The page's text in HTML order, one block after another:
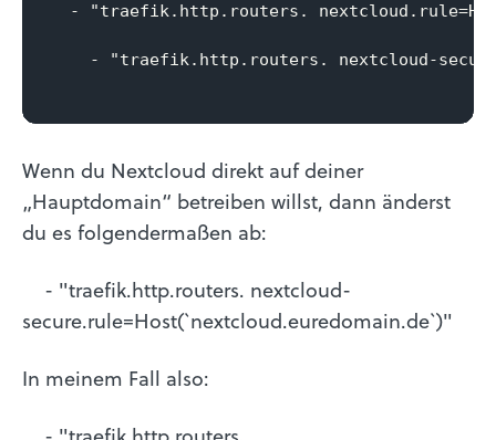
- "traefik.http.routers.
- "traefik.http.routers. nextcloud-
Wenn du Nextcloud direkt auf deiner
„Hauptdomain“ betreiben willst, dann änderst
du es folgendermaßen ab:
- "traefik.http.routers. nextcloud-
secure.rule=Host(`nextcloud.euredomain.de`)"
In meinem Fall also: